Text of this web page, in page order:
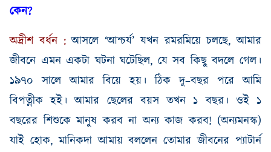
কেন?
অদ্রীশ বর্ধন :আসলে ‘আশ্চর্য’ যখন রমরমিয়ে চলছে,আমার
জীবনে এমন একটা ঘটনা ঘটেছিল, যে সব কিছু বদলে গেল।
১৯৭০ সালে আমার বিয়ে হয়। ঠিক দু–বছর পরে আমি
বিপত্নীক হই। আমার ছেলের বয়স তখন ১ বছর। ওই ১
বছরের শিশুকে মানুষ করব না অন্য কাজ করব! (অন্যমনস্ক)
যাই হোক,মানিকদা আমায় বললেন তোমার জীবনের প্যাটার্ন